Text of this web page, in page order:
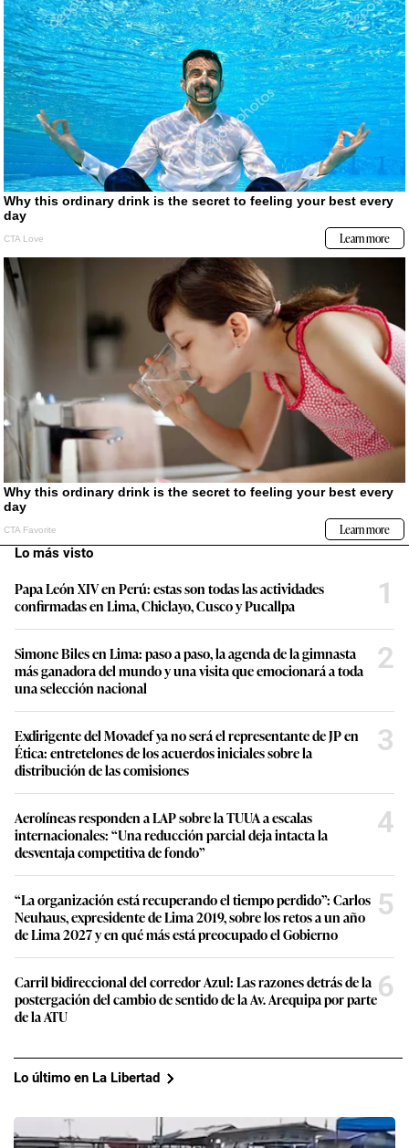
Lo más visto
Papa León XIV en Perú: estas son todas las actividades
confirmadas en Lima, Chiclayo, Cusco y Pucallpa
1
Simone Biles en Lima: paso a paso, la agenda de la gimnasta
más ganadora del mundo y una visita que emocionará a toda
una selección nacional
2
Exdirigente del Movadef ya no será el representante de JP en
Ética: entretelones de los acuerdos iniciales sobre la
distribución de las comisiones
3
Aerolíneas responden a LAP sobre la TUUA a escalas
internacionales: “Una reducción parcial deja intacta la
desventaja competitiva de fondo”
4
“La organización está recuperando el tiempo perdido”: Carlos
Neuhaus, expresidente de Lima 2019, sobre los retos a un año
de Lima 2027 y en qué más está preocupado el Gobierno
5
Carril bidireccional del corredor Azul: Las razones detrás de la
postergación del cambio de sentido de la Av. Arequipa por parte
de la ATU
6
Lo último en La Libertad